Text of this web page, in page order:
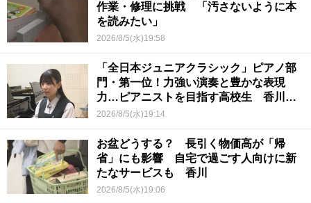
作業・修理に挑戦 「汚さないように本
を読みたい」
2026/8/5(水)19:58
「全日本ジュニアクラシック」ピアノ部
門・第一位！力強い演奏と豊かな表現
力…ピアニストを目指す高校生 香川
【青春のキセキ】
2026/8/5(水)19:14
お盆どうする？ 長引く物価高が「帰
省」にも影響 自宅で過ごす人向けに新
たなサービスも 香川
2026/8/5(水)19:06